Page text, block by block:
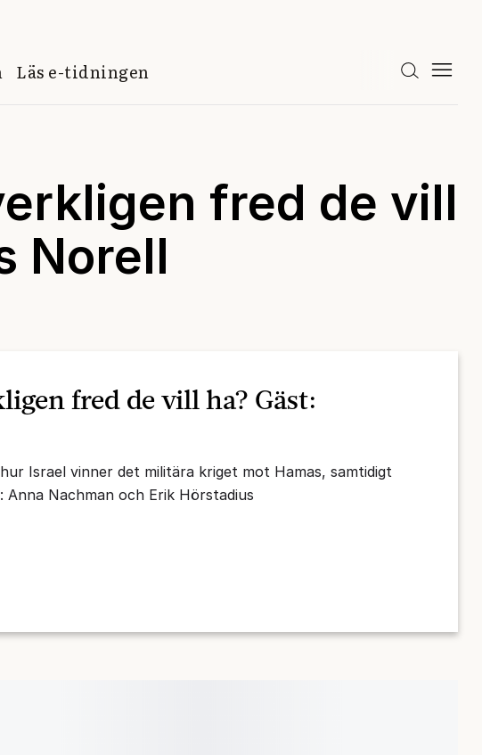
Läs e-tidningen
fred de vill
Norell
fred de vill ha? Gäst:
Israel vinner det militära kriget mot Hamas, samtidigt
Nachman och Erik Hörstadius